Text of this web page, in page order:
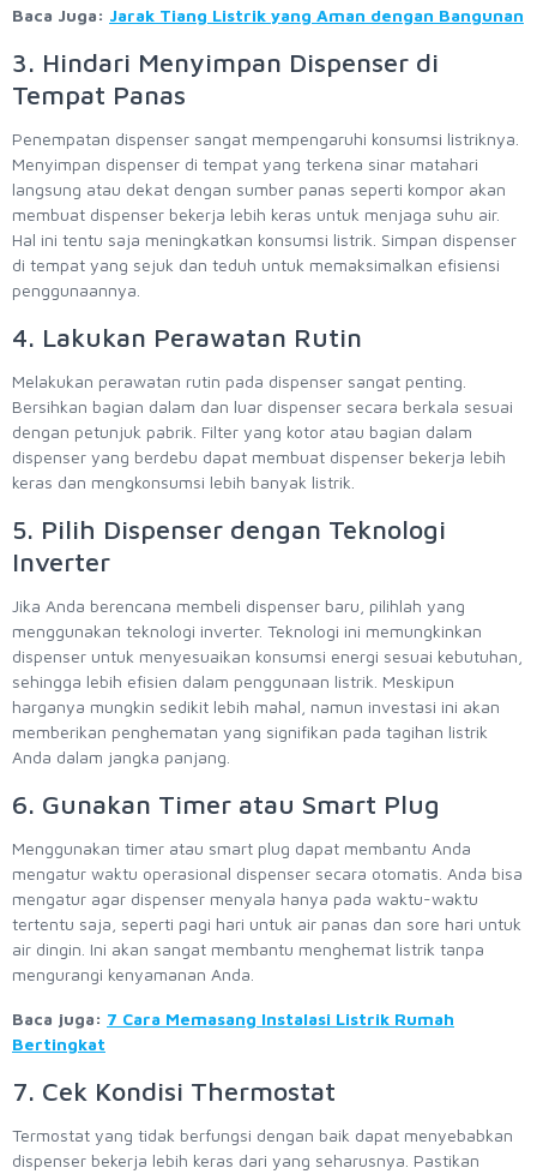
Baca Juga: Jarak Tiang Listrik yang Aman dengan Bangunan
3. Hindari Menyimpan Dispenser di
Tempat Panas
Penempatan dispenser sangat mempengaruhi konsumsi listriknya.
Menyimpan dispenser di tempat yang terkena sinar matahari
langsung atau dekat dengan sumber panas seperti kompor akan
membuat dispenser bekerja lebih keras untuk menjaga suhu air.
Hal ini tentu saja meningkatkan konsumsi listrik. Simpan dispenser
di tempat yang sejuk dan teduh untuk memaksimalkan efisiensi
penggunaannya.
4. Lakukan Perawatan Rutin
Melakukan perawatan rutin pada dispenser sangat penting.
Bersihkan bagian dalam dan luar dispenser secara berkala sesuai
dengan petunjuk pabrik. Filter yang kotor atau bagian dalam
dispenser yang berdebu dapat membuat dispenser bekerja lebih
keras dan mengkonsumsi lebih banyak listrik.
5. Pilih Dispenser dengan Teknologi
Inverter
Jika Anda berencana membeli dispenser baru, pilihlah yang
menggunakan teknologi inverter. Teknologi ini memungkinkan
dispenser untuk menyesuaikan konsumsi energi sesuai kebutuhan,
sehingga lebih efisien dalam penggunaan listrik. Meskipun
harganya mungkin sedikit lebih mahal, namun investasi ini akan
memberikan penghematan yang signifikan pada tagihan listrik
Anda dalam jangka panjang.
6. Gunakan Timer atau Smart Plug
Menggunakan timer atau smart plug dapat membantu Anda
mengatur waktu operasional dispenser secara otomatis. Anda bisa
mengatur agar dispenser menyala hanya pada waktu-waktu
tertentu saja, seperti pagi hari untuk air panas dan sore hari untuk
air dingin. Ini akan sangat membantu menghemat listrik tanpa
mengurangi kenyamanan Anda.
Baca juga: 7 Cara Memasang Instalasi Listrik Rumah
Bertingkat
7. Cek Kondisi Thermostat
Termostat yang tidak berfungsi dengan baik dapat menyebabkan
dispenser bekerja lebih keras dari yang seharusnya. Pastikan